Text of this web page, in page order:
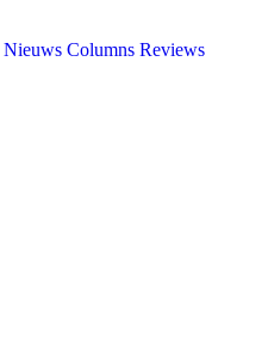
Nieuws Columns Reviews